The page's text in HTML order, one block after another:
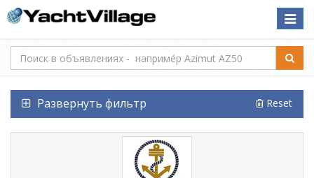
Toggle
Развернуть фильтр Reset